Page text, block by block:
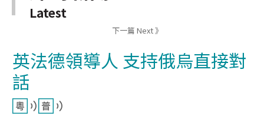
Latest
下一篇 Next 》
英法德領導人 支持俄烏直接對
話